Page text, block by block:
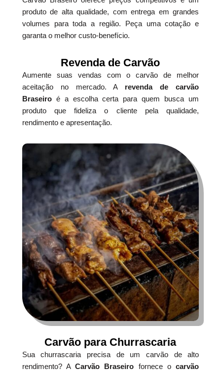
produto de alta qualidade, com entrega em grandes
volumes para toda a região. Peça uma cotação e
garanta o melhor custo-benefício.
Revenda de Carvão
Aumente suas vendas com o carvão de melhor
aceitação no mercado. A revenda de carvão
Braseiroé a escolha certa para quem busca um
produto que fideliza o cliente pela qualidade,
rendimento e apresentação.
Carvão para Churrascaria
Sua churrascaria precisa de um carvão de alto
rendimento? ACarvão Braseiro fornece ocarvão